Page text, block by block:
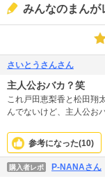
みんなのまんが
さいとうさんさん
主人公おバカ？笑
これ戸田恵梨香と松田翔
んでないけど、主人公お
らって解決するばかり
漫画なのかな（疑 。完
迷います。
参考になった(10)
購入者レポ P-NANAさん